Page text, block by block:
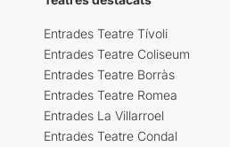
Entrades Teatre Tívoli
Entrades Teatre Coliseum
Entrades Teatre Borràs
Entrades Teatre Romea
Entrades La Villarroel
Entrades Teatre Condal